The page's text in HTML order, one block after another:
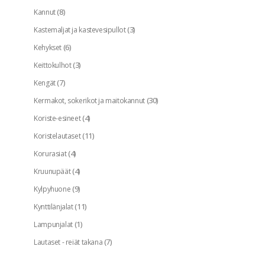
Kannut(8)
Kastemaljat ja kastevesipullot(3)
Kehykset(6)
Keittokulhot(3)
Kengät(7)
Kermakot, sokerikot ja maitokannut(30)
Koriste-esineet(4)
Koristelautaset(11)
Korurasiat(4)
Kruunupäät(4)
Kylpyhuone(9)
Kynttilänjalat(11)
Lampunjalat(1)
Lautaset - reiät takana(7)